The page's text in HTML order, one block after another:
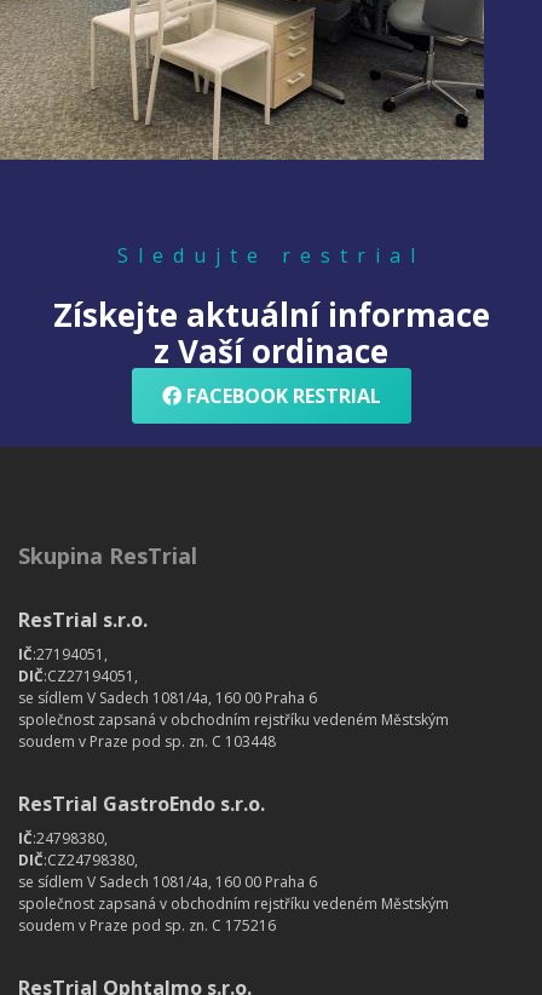
Sledujte restrial
Získejte aktuální informace
z Vaší ordinace
FACEBOOK RESTRIAL
Skupina ResTrial
ResTrial s.r.o.
IČ:27194051,
DIČ:CZ27194051,
se sídlem V Sadech 1081/4a, 160 00 Praha 6
společnost zapsaná v obchodním rejstříku vedeném Městským
soudem v Praze pod sp. zn. C 103448
ResTrial GastroEndo s.r.o.
IČ:24798380,
DIČ:CZ24798380,
se sídlem V Sadech 1081/4a, 160 00 Praha 6
společnost zapsaná v obchodním rejstříku vedeném Městským
soudem v Praze pod sp. zn. C 175216
ResTrial Ophtalmo s.r.o.